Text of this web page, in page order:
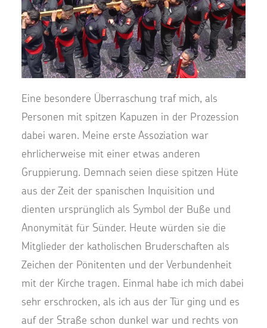
Eine besondere Überraschung traf mich, als
Personen mit spitzen Kapuzen in der Prozession
dabei waren. Meine erste Assoziation war
ehrlicherweise mit einer etwas anderen
Gruppierung. Demnach seien diese spitzen Hüte
aus der Zeit der spanischen Inquisition und
dienten ursprünglich als Symbol der Buße und
Anonymität für Sünder. Heute würden sie die
Mitglieder der katholischen Bruderschaften als
Zeichen der Pönitenten und der Verbundenheit
mit der Kirche tragen. Einmal habe ich mich dabei
sehr erschrocken, als ich aus der Tür ging und es
auf der Straße schon dunkel war und rechts von